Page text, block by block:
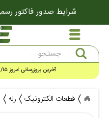
شرایط صدور فاکتور
آخرین بروزرسانی امروز ۱۴۰۵/۵/۱۵ ساعت ۸:۰۶:۰۱ PM
قطعات الکترونیک رله